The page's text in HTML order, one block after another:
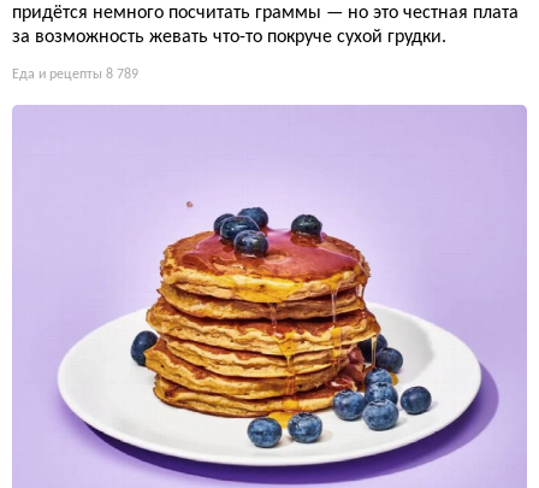
придётся немного посчитать граммы — но это честная плата
за возможность жевать что-то покруче сухой грудки.
Еда и рецепты 8 789